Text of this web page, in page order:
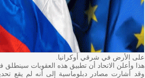
على الأرض في شرقي أوكرانيا.
هذا وأعلن الاتحاد أن تطبيق هذه العقوبات سينطلق في
وقد أشارت مصادر دبلوماسية إلى أنه لم يقع